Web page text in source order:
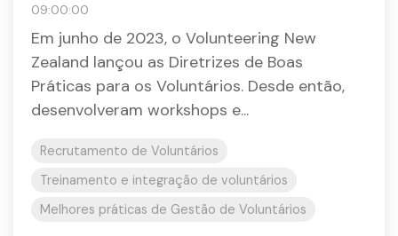
09:00:00
Em junho de 2023, o Volunteering New
Zealand lançou as Diretrizes de Boas
Práticas para os Voluntários. Desde então,
desenvolveram workshops e...
Recrutamento de Voluntários
Treinamento e integração de voluntários
Melhores práticas de Gestão de Voluntários